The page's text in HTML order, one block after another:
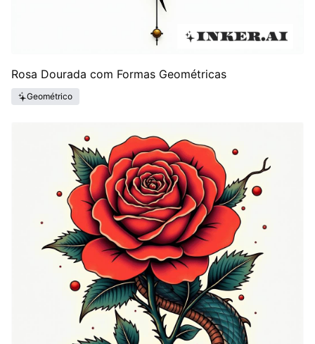
Rosa Dourada com Formas Geométricas
Geométrico